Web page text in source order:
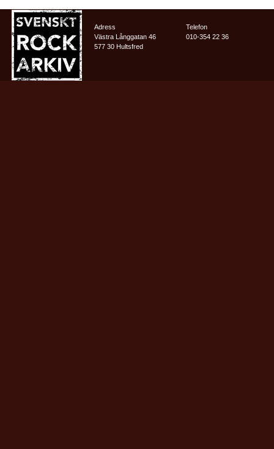
Adress
Västra Långgatan 46
577 30 Hultsfred
Telefon
010-354 22 36